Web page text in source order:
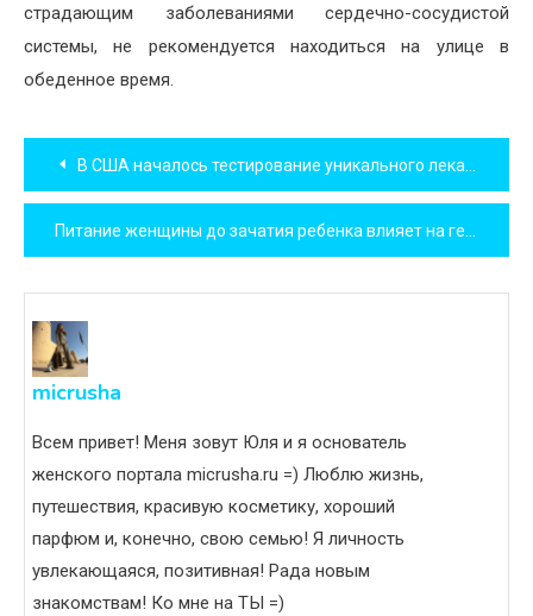
страдающим
заболеваниями
сердечно-сосудистой
системы,не рекомендуется находиться на улице
в
обеденное время.
Навигация
по
записям
В США началось тестирование уникального лекарства от синдрома сухого глаза
micrusha
Всем привет! Меня зовут Юля и я основатель
женского портала micrusha.ru =) Люблю жизнь,
путешествия, красивую косметику, хороший
парфюм и, конечно, свою семью! Я личность
увлекающаяся, позитивная! Рада новым
знакомствам! Ко мне на ТЫ =)